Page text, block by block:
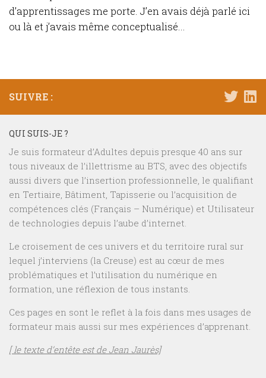
d’apprentissages me porte. J’en avais déjà parlé ici
ou là et j’avais même conceptualisé...
SUIVRE :
QUI SUIS-JE ?
Je suis formateur d’Adultes depuis presque 40 ans sur
tous niveaux de l’illettrisme au BTS, avec des objectifs
aussi divers que l’insertion professionnelle, le qualifiant
en Tertiaire, Bâtiment, Tapisserie ou l’acquisition de
compétences clés (Français – Numérique) et Utilisateur
de technologies depuis l’aube d’internet.
Le croisement de ces univers et du territoire rural sur
lequel j’interviens (la Creuse) est au cœur de mes
problématiques et l’utilisation du numérique en
formation, une réflexion de tous instants.
Ces pages en sont le reflet à la fois dans mes usages de
formateur mais aussi sur mes expériences d’apprenant.
[ le texte d’entête est de Jean Jaurès]